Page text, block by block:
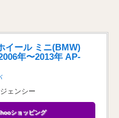
イール ミニ(BMW)
年〜2013年 AP-
ェンシー
ショッピング